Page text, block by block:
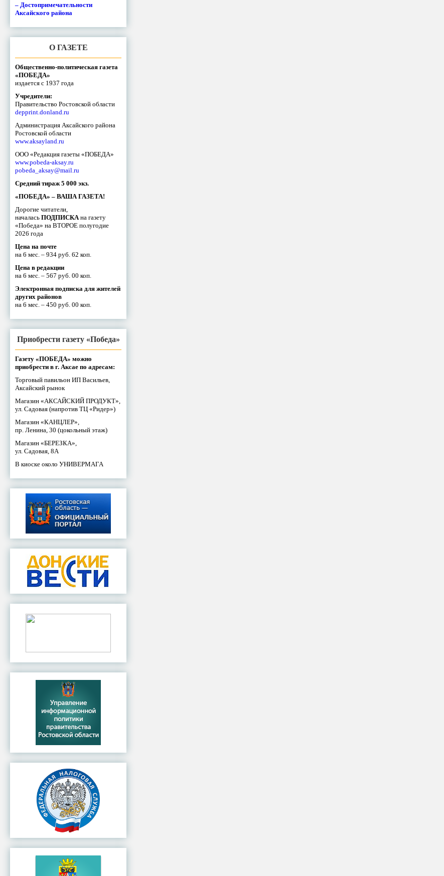
– Достопримечательности
Аксайского района
О ГАЗЕТЕ
Общественно-политическая газета
«ПОБЕДА»
издается с 1937 года
Учредители:
Правительство Ростовской области
depprint.donland.ru
Администрация Аксайского района
Ростовской области
www.aksayland.ru
ООО «Редакция газеты «ПОБЕДА»
www.pobeda-aksay.ru
pobeda_aksay@mail.ru
Средний тираж 5 000 экз.
«ПОБЕДА» – ВАША ГАЗЕТА!
Дорогие читатели,
началась ПОДПИСКА на газету
«Победа» на ВТОРОЕ полугодие
2026 года
Цена на почте
на 6 мес. – 934 руб. 62 коп.
Цена в редакции
на 6 мес. – 567 руб. 00 коп.
Электронная подписка для жителей
других районов
на 6 мес. – 450 руб. 00 коп.
Приобрести газету «Победа»
Газету «ПОБЕДА» можно
приобрести в г. Аксае по адресам:
Торговый павильон ИП Васильев,
Аксайский рынок
Магазин «АКСАЙСКИЙ ПРОДУКТ»,
ул. Садовая (напротив ТЦ «Ридер»)
Магазин «КАНЦЛЕР»,
пр. Ленина, 30 (цокольный этаж)
Магазин «БЕРЕЗКА»,
ул. Садовая, 8А
В киоске около УНИВЕРМАГА